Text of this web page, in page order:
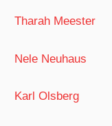
Tharah Meester
Nele Neuhaus
Karl Olsberg